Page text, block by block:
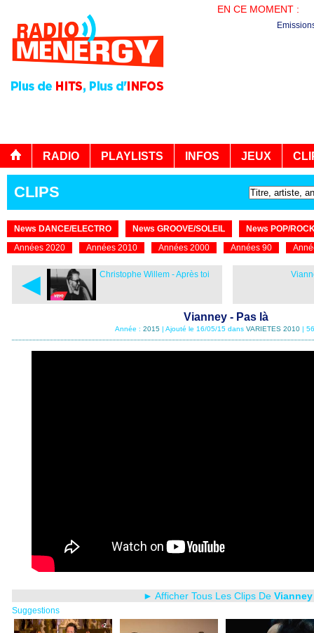
EN CE MOMENT :
RADIO PLAYLISTS INFOS JEUX
CLIPS
News DANCE/ELECTRO News GROOVE/SOLEIL
News POP/
Années 2020
Années 2010 Années 2000 Années 90
◄ Christophe Willem - Après toi
Vianney - Pas là
Année : 2015| Ajouté le 16/05/15 dans VARIETES 2010|
► Afficher Tous Les Clips De Vianney
Suggestions